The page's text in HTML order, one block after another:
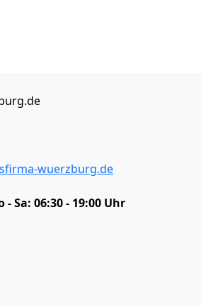
wuerzburg.de
- Sa: 06:30 - 19:00 Uhr